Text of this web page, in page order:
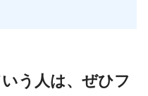
う人は、ぜひフ